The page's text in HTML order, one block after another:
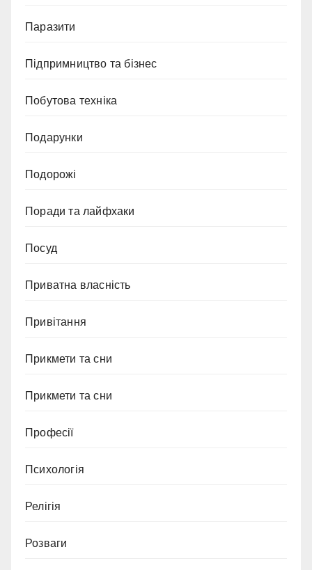
Паразити
Підпримництво та бізнес
Побутова техніка
Подарунки
Подорожі
Поради та лайфхаки
Посуд
Приватна власність
Привітання
Прикмети та сни
Прикмети та сни
Професії
Психологія
Релігія
Розваги